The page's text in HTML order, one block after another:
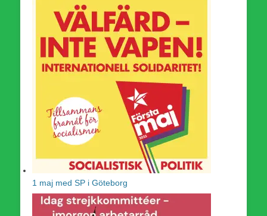
1 maj med SP i Göteborg